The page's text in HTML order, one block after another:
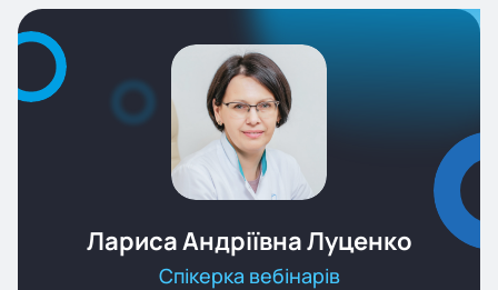
Лариса Андріївна Луценко
Спікерка вебінарів